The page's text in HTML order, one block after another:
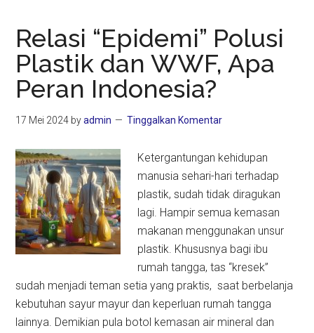
Relasi “Epidemi” Polusi
Plastik dan WWF, Apa
Peran Indonesia?
17 Mei 2024 byadmin Tinggalkan Komentar
Ketergantungan kehidupan
manusia sehari-hari terhadap
plastik, sudah tidak diragukan
lagi. Hampir semua kemasan
makanan menggunakan unsur
plastik. Khususnya bagi ibu
rumah tangga, tas “kresek”
sudah menjadi teman setia yang praktis, saat berbelanja
kebutuhan sayur mayur dan keperluan rumah tangga
lainnya. Demikian pula botol kemasan air mineral dan